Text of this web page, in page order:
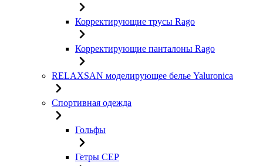
Корректирующие трусы Rago
Корректирующие панталоны Rago
RELAXSAN моделирующее белье Yaluroniсa
Спортивная одежда
Гольфы
Гетры CEP